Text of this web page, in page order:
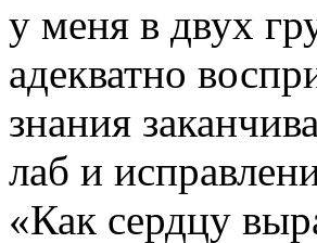
у меня в двух
адекватно
знания
лаб и
«Как сердцу